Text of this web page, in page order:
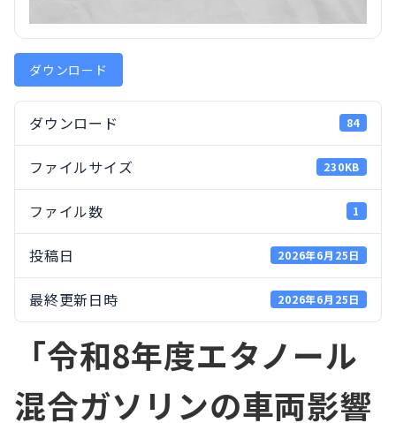
ダウンロード
ダウンロード 84
ファイルサイズ 230KB
ファイル数 1
投稿日 2026年6月25日
最終更新日時 2026年6月25日
「令和8年度エタノール
混合ガソリンの車両影響